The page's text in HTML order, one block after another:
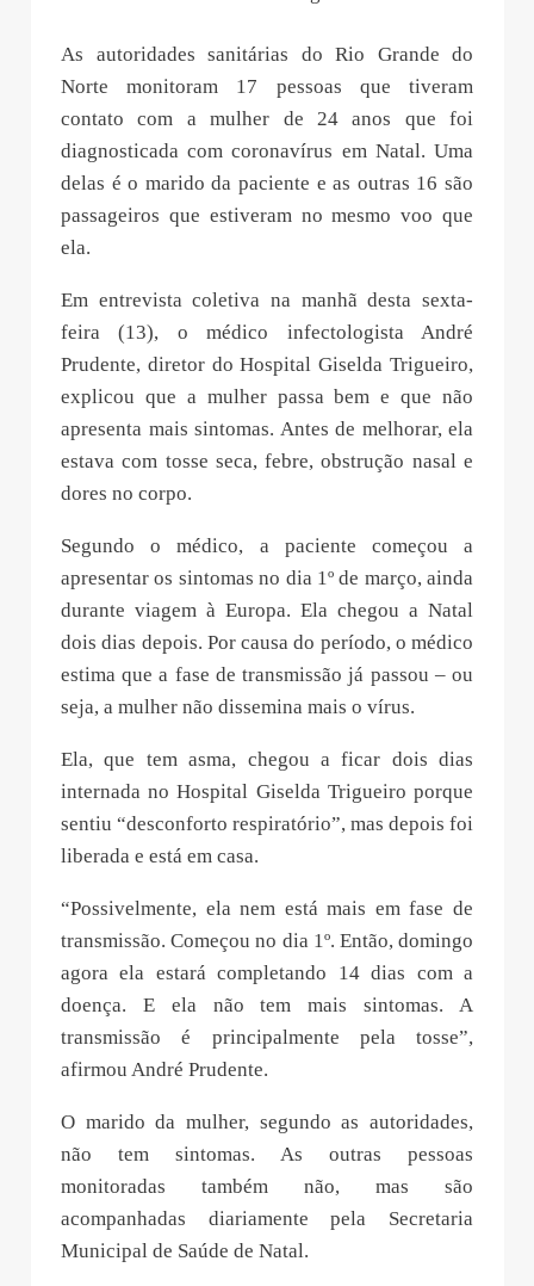
As autoridades sanitárias do Rio Grande do
Norte monitoram 17 pessoas que tiveram
contato com a mulher de 24 anos que foi
diagnosticada com coronavírus em Natal. Uma
delas é o marido da paciente e as outras 16 são
passageiros que estiveram no mesmo voo que
ela.
Em entrevista coletiva na manhã desta sexta-
feira (13), o médico infectologista André
Prudente, diretor do Hospital Giselda Trigueiro,
explicou que a mulher passa bem e que não
apresenta mais sintomas. Antes de melhorar, ela
estava com tosse seca, febre, obstrução nasal e
dores no corpo.
Segundo o médico, a paciente começou a
apresentar os sintomas no dia 1º de março, ainda
durante viagem à Europa. Ela chegou a Natal
dois dias depois. Por causa do período, o médico
estima que a fase de transmissão já passou – ou
seja, a mulher não dissemina mais o vírus.
Ela, que tem asma, chegou a ficar dois dias
internada no Hospital Giselda Trigueiro porque
sentiu “desconforto respiratório”, mas depois foi
liberada e está em casa.
“Possivelmente, ela nem está mais em fase de
transmissão. Começou no dia 1º. Então, domingo
agora ela estará completando 14 dias com a
doença. E ela não tem mais sintomas. A
transmissão é principalmente pela tosse”,
afirmou André Prudente.
O marido da mulher, segundo as autoridades,
não tem sintomas. As outras pessoas
monitoradas também não, mas são
acompanhadas diariamente pela Secretaria
Municipal de Saúde de Natal.